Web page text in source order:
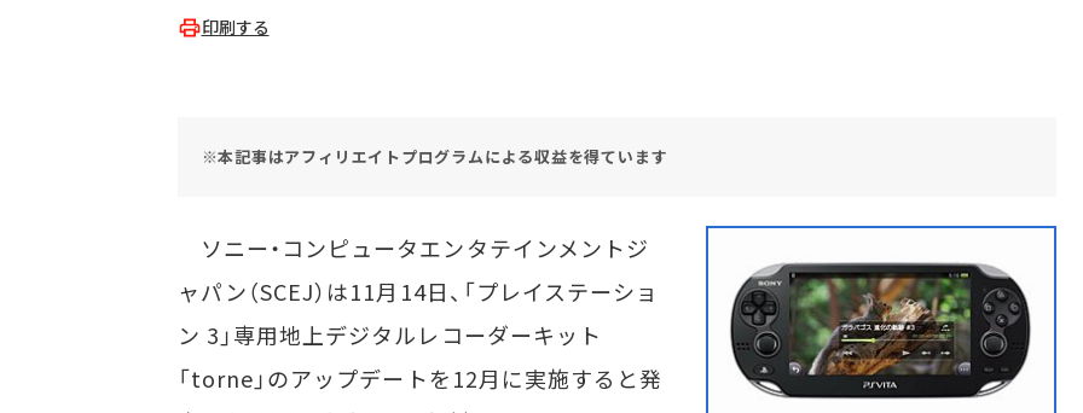
印刷する
※本記事はアフィリエイトプログラムによる収益を得ています
ソニー・コンピュータエンタテインメントジ
ャパン（SCEJ）は11月14日、「プレイステーショ
ン 3」専用地上デジタルレコーダーキット
「torne」のアップデートを12月に実施すると発